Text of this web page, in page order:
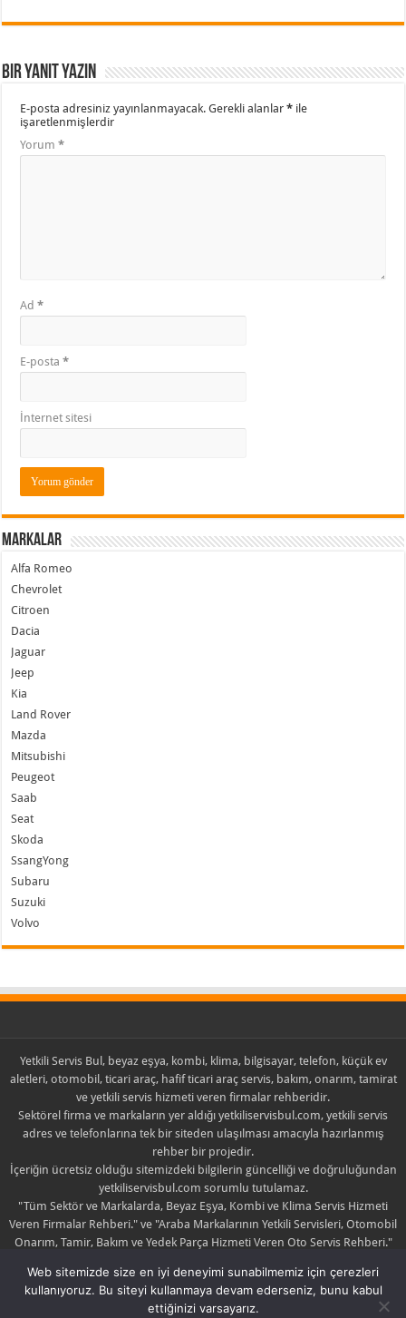
Bir yanıt yazın
E-posta adresiniz yayınlanmayacak. Gerekli alanlar* ile
işaretlenmişlerdir
Yorum*
Ad*
E-posta*
İnternet sitesi
Markalar
Alfa Romeo
Chevrolet
Citroen
Dacia
Jaguar
Jeep
Kia
Land Rover
Mazda
Mitsubishi
Peugeot
Saab
Seat
Skoda
SsangYong
Subaru
Suzuki
Volvo
Yetkili Servis Bul, beyaz eşya, kombi, klima, bilgisayar, telefon, küçük ev
aletleri, otomobil, ticari araç, hafif ticari araç servis, bakım, onarım, tamirat
ve yetkili servis hizmeti veren firmalar rehberidir.
Sektörel firma ve markaların yer aldığı yetkiliservisbul.com, yetkili servis
adres ve telefonlarına tek bir siteden ulaşılması amacıyla hazırlanmış
rehber bir projedir.
İçeriğin ücretsiz olduğu sitemizdeki bilgilerin güncelliği ve doğruluğundan
yetkiliservisbul.com sorumlu tutulamaz.
"Tüm Sektör ve Markalarda, Beyaz Eşya, Kombi ve Klima Servis Hizmeti
Veren Firmalar Rehberi." ve "Araba Markalarının Yetkili Servisleri, Otomobil
Onarım, Tamir, Bakım ve Yedek Parça Hizmeti Veren Oto Servis Rehberi."
Yayınlanan içerik ile ilgili şikayette bulunulması halinde yayın kaldırılabilir
yada düzeltilebilir.
Web sitemizde size en iyi deneyimi sunabilmemiz için çerezleri
kullanıyoruz. Bu siteyi kullanmaya devam ederseniz, bunu kabul
ettiğinizi varsayarız.